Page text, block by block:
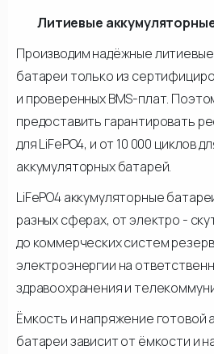
Литиевые
Производим надёжные
батареи только из
и проверенных BMS-плат.
предоставить гарантировать
для LiFePO4, и от 10 000 циклов
аккумуляторных батарей.
LiFePO4 аккумуляторные
разных сферах, от электро -
до коммерческих систем
электроэнергии на
здравоохранения и
Ёмкость и напряжение готовой
батареи зависит от ёмкости и